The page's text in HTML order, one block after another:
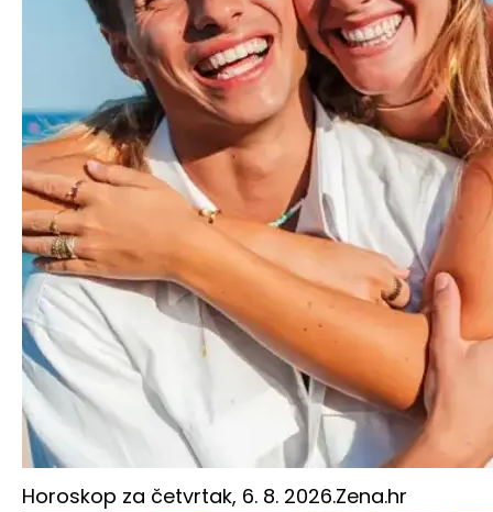
Horoskop za četvrtak, 6. 8. 2026.Zena.hr